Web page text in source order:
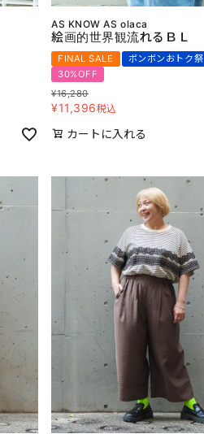
AS KNOW AS olaca
絵画的世界観流れるＢＬ
FINAL SALE ボンボンおトク祭
30%OFF
¥16,280
¥11,396税込
カートに入れる